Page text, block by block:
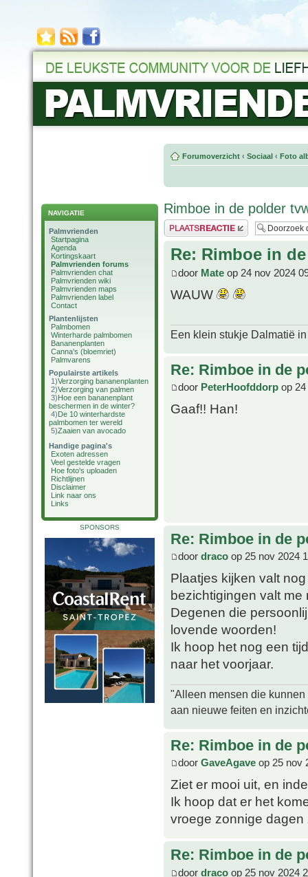
NAVIGATIE
Palmvrienden
Startpagina
Agenda
Kortingskaart
Palmvrienden forums
Palmvrienden chat
Palmvrienden wiki
Palmvrienden maps
Palmvrienden label
Contact
Plantenlijsten
Palmbomen
Winterharde palmbomen
Bananenplanten
Canna's (bloemriet)
Palmvarens
Populairste artikels
1)Verzorging bananenplanten
2)Verzorging van palmen
3)Hoe een bananenplant
beschermen in de winter?
4)De 10 winterhardste
palmbomen ter wereld
5)Zaaien van avocado
Handige pagina's
Exoten adressen
Veel gestelde vragen
Hoe foto's uploaden
Richtlijnen
Disclaimer
Link naar ons
Links
SPONSORS
Forumoverzicht ‹ Sociaal ‹ Foto
Rimboe in de polder
Plaats een reactie
Re: Rimboe in
door Mate op 24 nov 2024
WAUW
Een klein stukje Dalmatië
Re: Rimboe in de
door PeterHoofddorp op
Gaaf!! Han!
Re: Rimboe in de
door draco op 25 nov 2024
Plaatjes kijken valt
bezichtigingen valt me
Degenen die
lovende woorden!
Ik hoop het nog een
naar het voorjaar.
"Alleen mensen die
aan nieuwe feiten en
Re: Rimboe in de
door GaveAgave op 25 nov
Ziet er mooi uit, en
Ik hoop dat er het
vroege zonnige dagen
Re: Rimboe in de
door draco op 25 nov 2024